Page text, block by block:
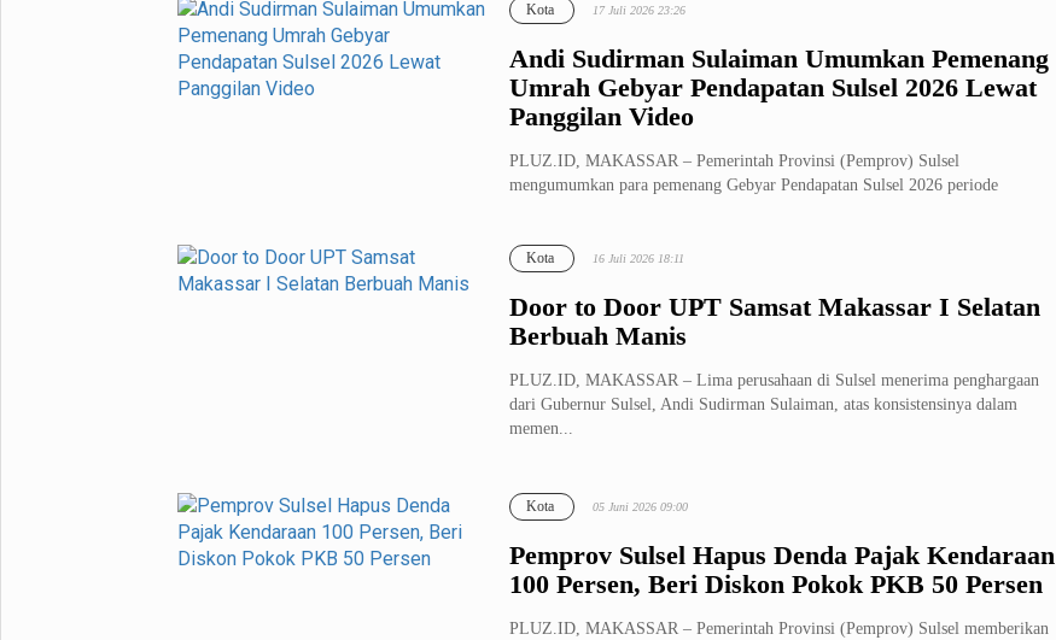
Pemilu
Partai Politik
Pilpres
Hukum & Kriminal
Internasional
Citizen
Bulutangkis
Andi Sudirman Sulaiman Umumkan Pemenang
Umrah Gebyar Pendapatan Sulsel 2026 Lewat
Panggilan Video
Kota 17 Juli 2026 23:26
PLUZ.ID, MAKASSAR – Pemerintah Provinsi (Pemprov) Sulsel
mengumumkan para pemenang Gebyar Pendapatan Sulsel 2026 periode
Door to Door UPT Samsat Makassar I Selatan
Berbuah Manis
Kota 16 Juli 2026 18:11
PLUZ.ID, MAKASSAR – Lima perusahaan di Sulsel menerima penghargaan
dari Gubernur Sulsel, Andi Sudirman Sulaiman, atas konsistensinya dalam
memen...
Pemprov Sulsel Hapus Denda Pajak Kendaraan
100 Persen, Beri Diskon Pokok PKB 50 Persen
Kota 05 Juni 2026 09:00
PLUZ.ID, MAKASSAR – Pemerintah Provinsi (Pemprov) Sulsel memberikan